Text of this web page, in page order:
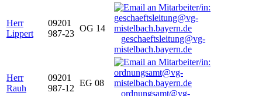
Herr
Lippert
09201
987-23
OG 14
geschaeftsleitung@vg-
mistelbach.bayern.de
Herr
Rauh
09201
987-12
EG 08
ordnungsamt@vg-